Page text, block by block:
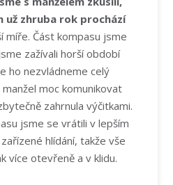
už zhruba rok prochází
míře. Část kompasu jsme
zažívali horší období
ho nezvládneme celý
moc komunikovat
zahrnula výčitkami.
jsme se vrátili v lepším
hlídání, takže vše
více otevřeně a v klidu.